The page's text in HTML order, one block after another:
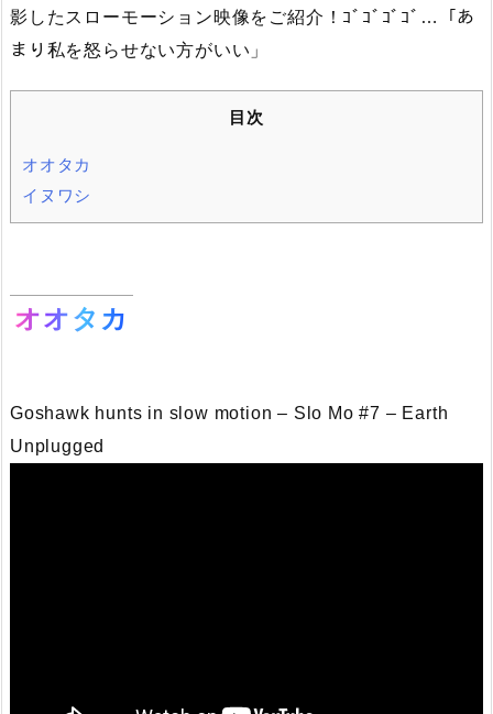
影したスローモーション映像をご紹介！ｺﾞｺﾞｺﾞｺﾞ…「あ
まり私を怒らせない方がいい」
目次
オオタカ
イヌワシ
オオタカ
Goshawk hunts in slow motion – Slo Mo #7 – Earth
Unplugged